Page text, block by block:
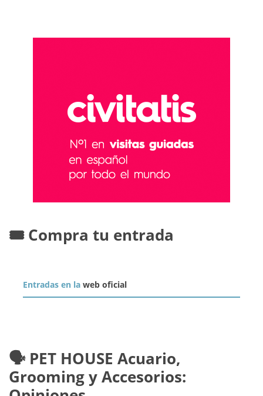
🎟️ Compra tu entrada
Entradas en la web oficial
🗣️ PET HOUSE Acuario,
Grooming y Accesorios: